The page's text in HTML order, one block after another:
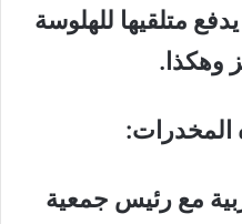
متلقيها للهلوسة
وهكذا.
مع رئيس جمعية